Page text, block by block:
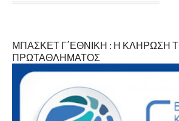
ΜΠΑΣΚΕΤ Γ΄ΕΘΝΙΚΗ : Η ΚΛΗΡΩΣΗ
ΠΡΩΤΑΘΛΗΜΑΤΟΣ